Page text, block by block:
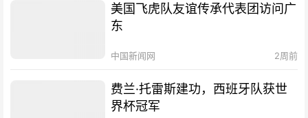
美国飞虎队友谊传承代表团访问广
东
中国新闻网 2周前
费兰·托雷斯建功，西班牙队获世
界杯冠军